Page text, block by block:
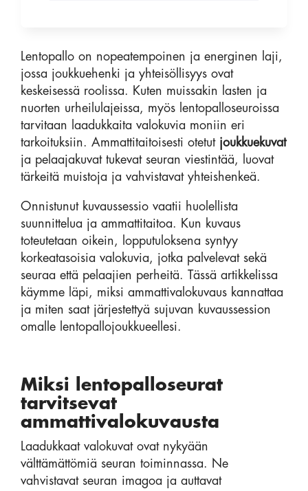
Lentopallo on nopeatempoinen ja energinen laji,
jossa joukkuehenki ja yhteisöllisyys ovat
keskeisessä roolissa. Kuten muissakin lasten ja
nuorten urheilulajeissa, myös lentopalloseuroissa
tarvitaan laadukkaita valokuvia moniin eri
tarkoituksiin. Ammattitaitoisesti otetut joukkuekuvat
ja pelaajakuvat tukevat seuran viestintää, luovat
tärkeitä muistoja ja vahvistavat yhteishenkeä.
Onnistunut kuvaussessio vaatii huolellista
suunnittelua ja ammattitaitoa. Kun kuvaus
toteutetaan oikein, lopputuloksena syntyy
korkeatasoisia valokuvia, jotka palvelevat sekä
seuraa että pelaajien perheitä. Tässä artikkelissa
käymme läpi, miksi ammattivalokuvaus kannattaa
ja miten saat järjestettyä sujuvan kuvaussession
omalle lentopallojoukkueellesi.
Miksi lentopalloseurat
tarvitsevat
ammattivalokuvausta
Laadukkaat valokuvat ovat nykyään
välttämättömiä seuran toiminnassa. Ne
vahvistavat seuran imagoa ja auttavat